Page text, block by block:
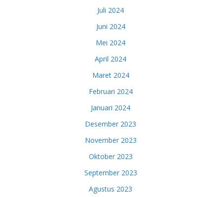
Juli 2024
Juni 2024
Mei 2024
April 2024
Maret 2024
Februari 2024
Januari 2024
Desember 2023
November 2023
Oktober 2023
September 2023
Agustus 2023